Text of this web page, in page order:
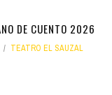
DE CUENTO 2026
TEATRO EL SAUZAL